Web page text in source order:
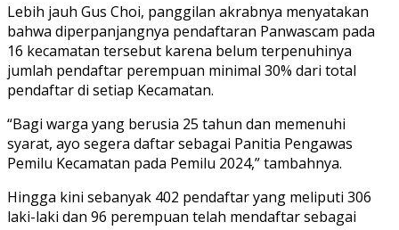
Lebih jauh Gus Choi, panggilan akrabnya menyatakan
bahwa diperpanjangnya pendaftaran Panwascam pada
16 kecamatan tersebut karena belum terpenuhinya
jumlah pendaftar perempuan minimal 30% dari total
pendaftar di setiap Kecamatan.
“Bagi warga yang berusia 25 tahun dan memenuhi
syarat, ayo segera daftar sebagai Panitia Pengawas
Pemilu Kecamatan pada Pemilu 2024,” tambahnya.
Hingga kini sebanyak 402 pendaftar yang meliputi 306
laki-laki dan 96 perempuan telah mendaftar sebagai